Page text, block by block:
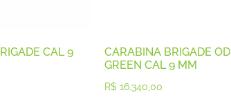
CAL 9
CARABINA BRIGADE OD
GREEN CAL 9 MM
R$ 16.340,00